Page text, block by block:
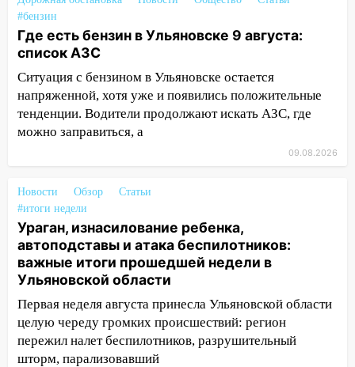
09:15
автоподставы и атака беспилотников:
важные итоги прошедшей недели в
08:20 В Ульяновске восстановили
трамвайную и троллейбусную
инфраструктуру после шторма.
Внимание! В Цильнинском районе
08:11 На Ульяновск снова надвигается
непогода
07:30 Евро-3 вместо Евро-5: что
означают классы бензина и можно ли
заливать «старое» топливо в
современные автомобили
06:30 Какая погода будет в Ульяновской
области днем 9 августа
#бензин
Где есть бензин в Ульяновске 9 августа:
список АЗС
Ситуация с бензином в Ульяновске остается
напряженной, хотя уже и появились положительные
тенденции. Водители продолжают искать АЗС, где
можно заправиться, а
09.08.2026
Новости Обзор
Статьи
#итоги недели
Ураган, изнасилование ребенка,
автоподставы и атака беспилотников:
важные итоги прошедшей недели в
Ульяновской области
Первая неделя августа принесла Ульяновской области
целую череду громких происшествий: регион
пережил налет беспилотников, разрушительный
шторм, парализовавший